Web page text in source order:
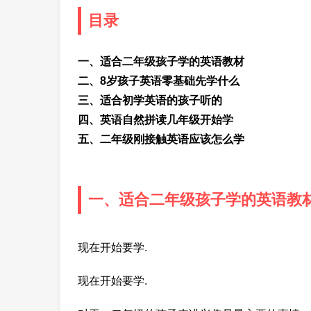
目录
一、适合二年级孩子学的英语教材
二、8岁孩子英语零基础先学什么
三、适合初学英语的孩子听的
四、英语自然拼读几年级开始学
五、二年级刚接触英语应该怎么学
一、适合二年级孩子学的英语教
现在开始要学.
现在开始要学.